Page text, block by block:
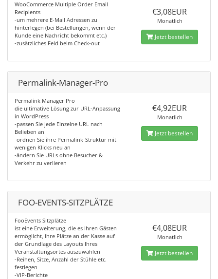
WooCommerce Multiple Order Email
Recipients
-um mehrere E-Mail Adressen zu
hinterlegen (bei Bestellungen, wenn der
Kunde eine Nachricht bekommt etc.)
-zusätzliches Feld beim Check-out
€3,08EUR
Monatlich
Jetzt bestellen
Permalink-Manager-Pro
Permalink Manager Pro
die ultimative Lösung zur URL-Anpassung
in WordPress
-passen Sie jede Einzelne URL nach
Belieben an
-ordnen Sie ihre Permalink-Struktur mit
wenigen Klicks neu an
-ändern Sie URLs ohne Besucher &
Verkehr zu verlieren
€4,92EUR
Monatlich
Jetzt bestellen
FOO-EVENTS-SITZPLÄTZE
FooEvents Sitzplätze
ist eine Erweiterung, die es Ihren Gästen
ermöglicht, ihre Plätze an der Kasse auf
der Grundlage des Layouts Ihres
Veranstaltungsortes auszuwählen
-Reihen, Sitze, Anzahl der Stühle etc.
festlegen
-VIP-Berichte
€4,08EUR
Monatlich
Jetzt bestellen